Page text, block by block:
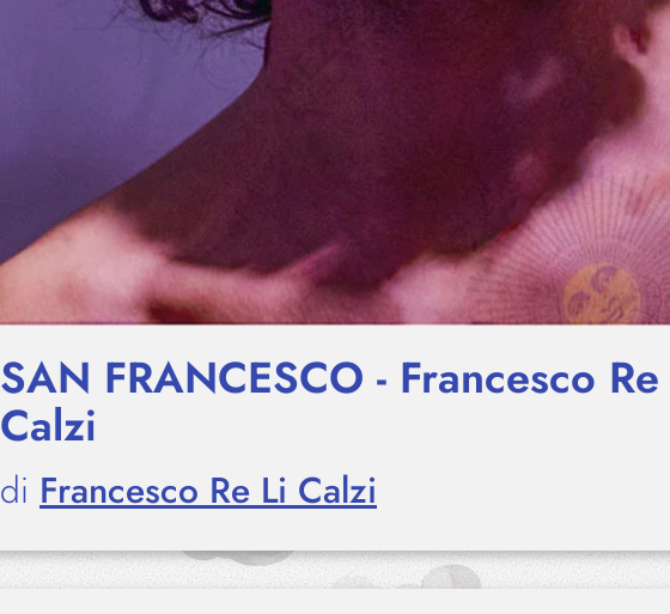
SAN FRANCESCO - Francesco
Calzi
di Francesco Re Li Calzi